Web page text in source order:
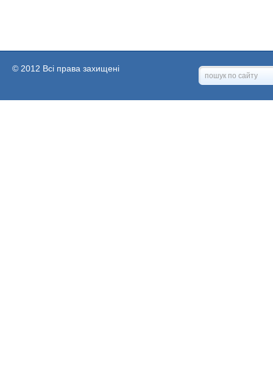
© 2012 Всі права захищені